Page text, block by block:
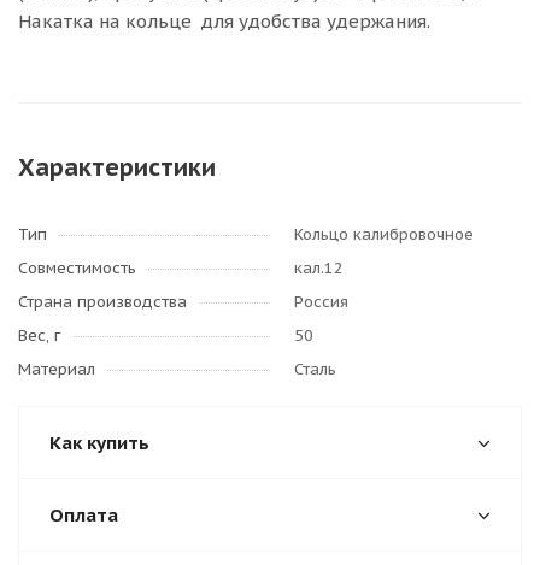
Накатка на кольце для удобства удержания.
Характеристики
Тип
Кольцо калибровочное
Совместимость
кал.12
Страна производства
Россия
Вес, г
50
Материал
Сталь
Как купить
Оплата